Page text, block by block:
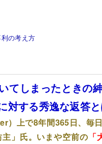
の考え方
てしまったとき
対する秀逸な返答と
）上で8年間365日、毎
」氏。いまや空前の